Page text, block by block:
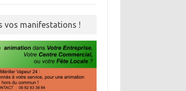
vos manifestations !